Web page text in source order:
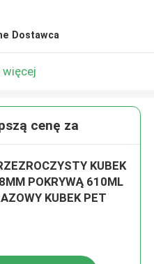
Dostawca
cenę za
KUBEK
POKRYWĄ 610ML
KUBEK PET